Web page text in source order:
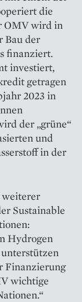
die
OMV wird in
Bau der
finanziert.
investiert,
getragen
2023 in
der „grüne“
und
in der
weiterer
Sustainable
Hydrogen
unterstützen
Finanzierung
wichtige